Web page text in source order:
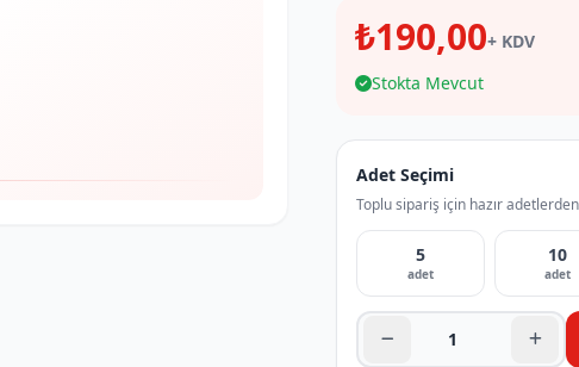
₺190,00+ KDV
Stokta Mevcut
Adet Seçimi
Toplu sipariş için hazır
5
adet
10
adet